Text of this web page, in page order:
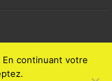
continuant votre